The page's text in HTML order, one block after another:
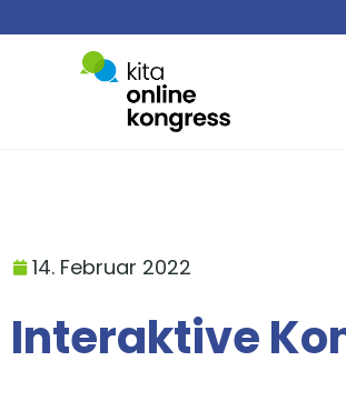
14. Februar 2022
Interaktive